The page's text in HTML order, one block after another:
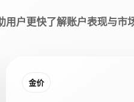
用户更快了解账户表现与市
金价